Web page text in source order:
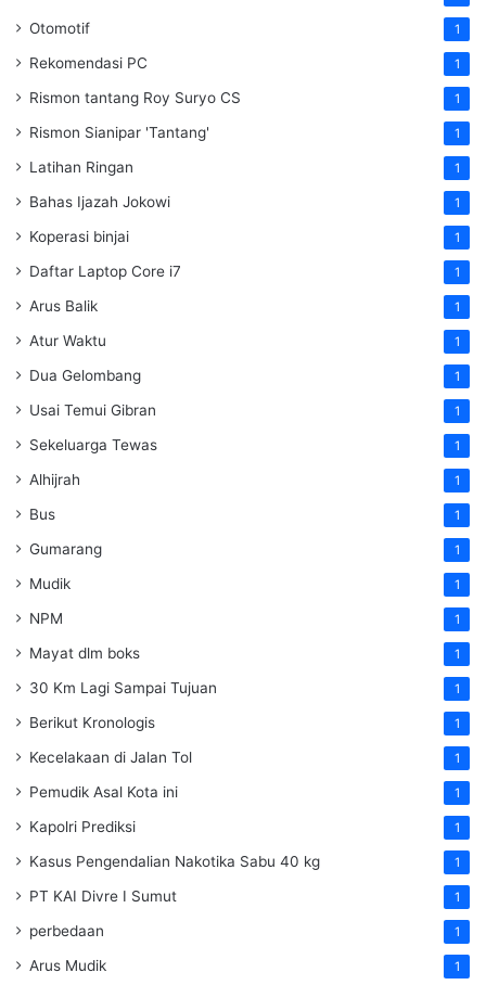
Otomotif 1
Rekomendasi PC 1
Rismon tantang Roy Suryo CS 1
Rismon Sianipar 'Tantang' 1
Latihan Ringan 1
Bahas Ijazah Jokowi 1
Koperasi binjai 1
Daftar Laptop Core i7 1
Arus Balik 1
Atur Waktu 1
Dua Gelombang 1
Usai Temui Gibran 1
Sekeluarga Tewas 1
Alhijrah 1
Bus 1
Gumarang 1
Mudik 1
NPM 1
Mayat dlm boks 1
30 Km Lagi Sampai Tujuan 1
Berikut Kronologis 1
Kecelakaan di Jalan Tol 1
Pemudik Asal Kota ini 1
Kapolri Prediksi 1
Kasus Pengendalian Nakotika Sabu 40 kg 1
PT KAI Divre I Sumut 1
perbedaan 1
Arus Mudik 1